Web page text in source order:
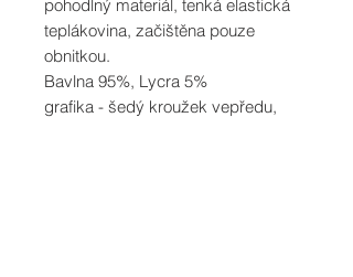
pohodlný materiál, tenká elastická
teplákovina, začištěna pouze
obnitkou.
Bavlna 95%, Lycra 5%
grafika - šedý kroužek vepředu,